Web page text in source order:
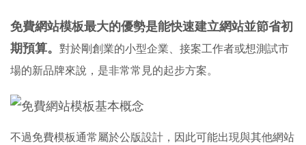
免費網站模板最大的優勢是能快速建立網站並節省初
期預算。 對於剛創業的小型企業、接案工作者或想測試市
場的新品牌來說，是非常常見的起步方案。
不過免費模板通常屬於公版設計，因此可能出現與其他網站